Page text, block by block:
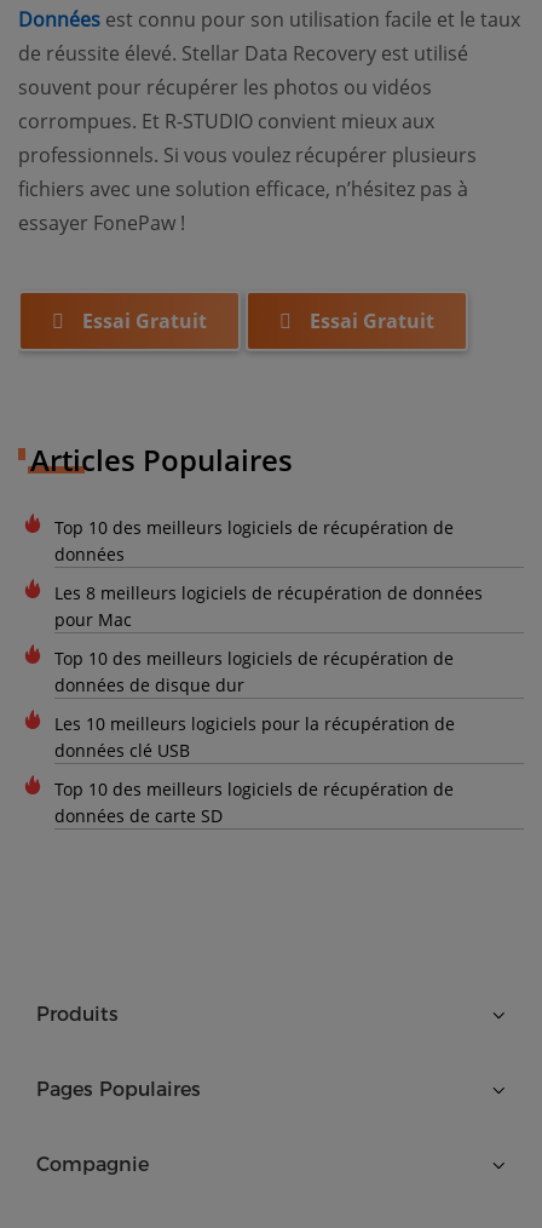
Données est connu pour son utilisation facile et le taux
de réussite élevé. Stellar Data Recovery est utilisé
souvent pour récupérer les photos ou vidéos
corrompues. Et R-STUDIO convient mieux aux
professionnels. Si vous voulez récupérer plusieurs
fichiers avec une solution efficace, n’hésitez pas à
essayer FonePaw !
Essai Gratuit Essai Gratuit
Articles Populaires
Top 10 des meilleurs logiciels de récupération de
données
Les 8 meilleurs logiciels de récupération de données
pour Mac
Top 10 des meilleurs logiciels de récupération de
données de disque dur
Les 10 meilleurs logiciels pour la récupération de
données clé USB
Top 10 des meilleurs logiciels de récupération de
données de carte SD
Produits
Pages Populaires
Compagnie